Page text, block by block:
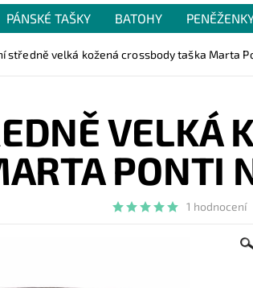
PÁNSKÉ TAŠKY BATOHY
středně velká kožená crossbody taška Marta
VELKÁ
PONTI
1 hodnocení